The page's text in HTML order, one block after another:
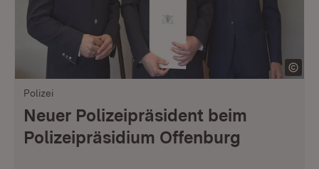
Polizei
Neuer Polizeipräsident beim
Polizeipräsidium Offenburg